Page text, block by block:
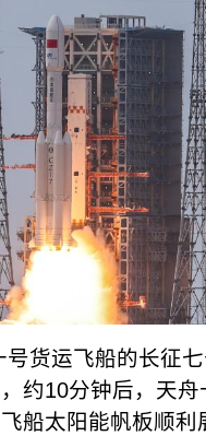
货运飞船的长征
约10分钟后，天
船太阳能帆板顺